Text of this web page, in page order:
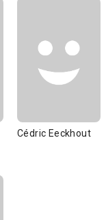
Cédric Eeckhout